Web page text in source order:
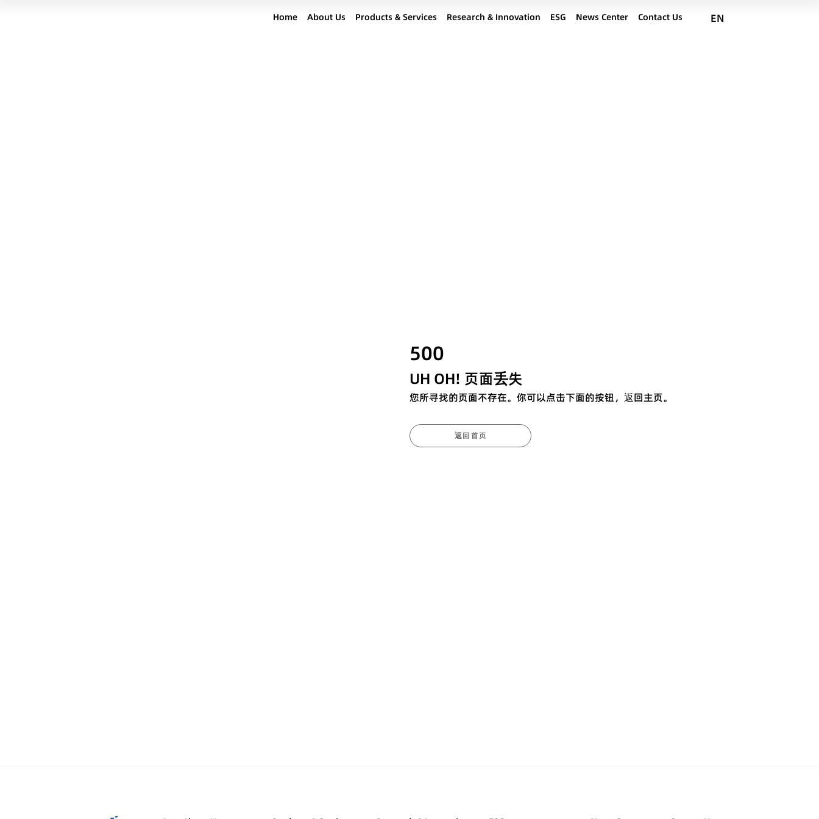
Home About Us Products & Services Research & Innovation ESG News Center Contact Us EN
500
UH OH! 页面丢失
您所寻找的页面不存在。你可以点击下面的按钮，返回主页。
返回首页